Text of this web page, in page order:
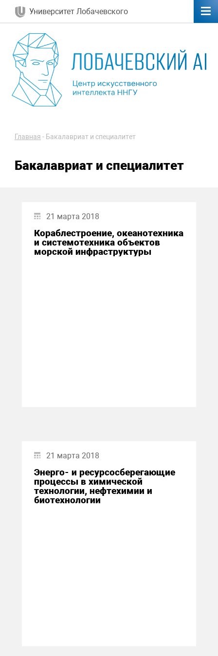
Университет Лобачевского
Главная - Бакалавриат и специалитет
Бакалавриат и специалитет
21 марта 2018
Кораблестроение, океанотехника
и системотехника объектов
морской инфраструктуры
21 марта 2018
Энерго- и ресурсосберегающие
процессы в химической
технологии, нефтехимии и
биотехнологии